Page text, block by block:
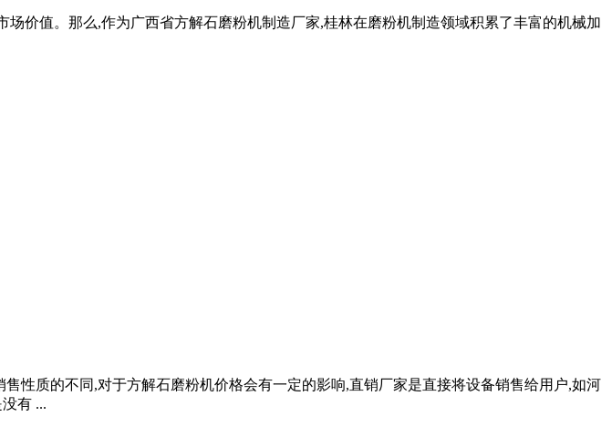
价值。那么,作为广西省方解石磨粉机制造厂家,桂林在磨粉机制造领域积累了丰富的机械加
性质的不同,对于方解石磨粉机价格会有一定的影响,直销厂家是直接将设备销售给用户,如河
有 ...